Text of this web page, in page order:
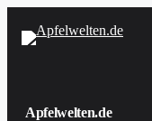
Inhalt
springen
Apfelwelten.de